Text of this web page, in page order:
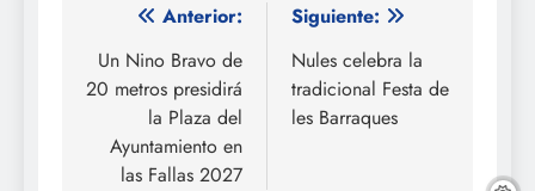
Navegación
de
entradas
Anterior:
Un Nino Bravo de
20 metros presidirá
la Plaza del
Ayuntamiento en
las Fallas 2027
Siguiente:
Nules celebra la
tradicional Festa de
les Barraques